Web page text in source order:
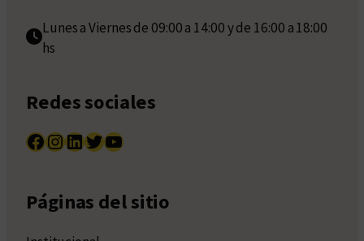
Lunes a Viernes de 09:00 a 14:00 y de 16:00 a 18:00
hs
Redes sociales
Facebook InstagramLinkedIn Twitter YouTube
Páginas del sitio